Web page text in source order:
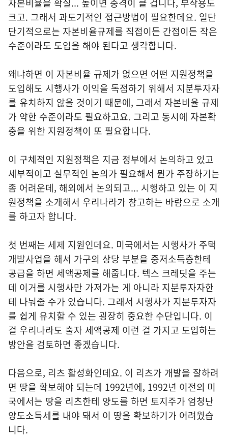
자본비율을 확실... 높이면 충격이 클 겁니다, 부작용도
크고. 그래서 과도기적인 접근방법이 필요한데요. 일단
단기적으로는 자본비율규제를 직접이든 간접이든 작은
수준이라도 도입을 해야 된다고 생각합니다.
왜냐하면 이 자본비율 규제가 없으면 어떤 지원정책을
도입해도 시행사가 이익을 독점하기 위해서 지분투자자
를 유치하지 않을 것이기 때문에, 그래서 자본비율 규제
가 약한 수준이라도 필요하고요. 그리고 동시에 자본확
충을 위한 지원정책이 또 필요합니다.
이 구체적인 지원정책은 지금 정부에서 논의하고 있고
세부적이고 실무적인 논의가 필요해서 뭔가 주장하기는
좀 어려운데, 해외에서 논의되고... 시행하고 있는 이 지
원정책을 소개해서 우리나라가 참고하는 바람으로 소개
를 하고자 합니다.
첫 번째는 세제 지원인데요. 미국에서는 시행사가 주택
개발사업을 해서 가구의 상당 부분을 중저소득층한테
공급을 하면 세액공제를 해줍니다. 텍스 크레딧을 주는
데 이거를 시행사만 가져가는 게 아니라 지분투자자한
테 나눠줄 수가 있습니다. 그래서 시행사가 지분투자자
를 쉽게 유치할 수 있는 굉장히 중요한 수단입니다. 이
걸 우리나라도 출자 세액공제 이런 걸 가지고 도입하는
방안을 검토하면 좋겠습니다.
다음으로, 리츠 활성화인데요. 이 리츠가 개발을 잘하려
면 땅을 확보해야 되는데 1992년에, 1992년 이전의 미
국에서는 땅을 리츠한테 양도를 하면 토지주가 엄청난
양도소득세를 내야 돼서 이 땅을 확보하기가 어려웠습
니다.